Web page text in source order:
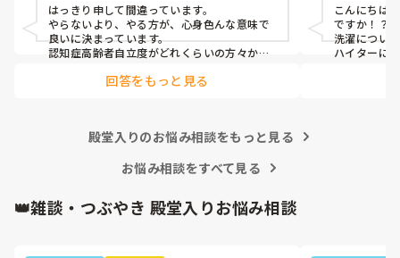
はっきり申して間違っています。
やらないより、やる方が、心身色んな意味で
良いに決まっています。
認知症高齢者自立度がどれくらいの方々か分
立支援に繋がる事が提供できるのでしたらま
レクリエーションには取り組むべきです。ご
す、とあればやらないとなりますが、もちろ
回答をもっと見る
こんにちは
ですか！？
洗濯につい
ハイターに
殿堂入りのお悩み相談をもっと見る
お悩み相談をすべて見る
👑雑談・つぶやき 殿堂入りお悩み相談